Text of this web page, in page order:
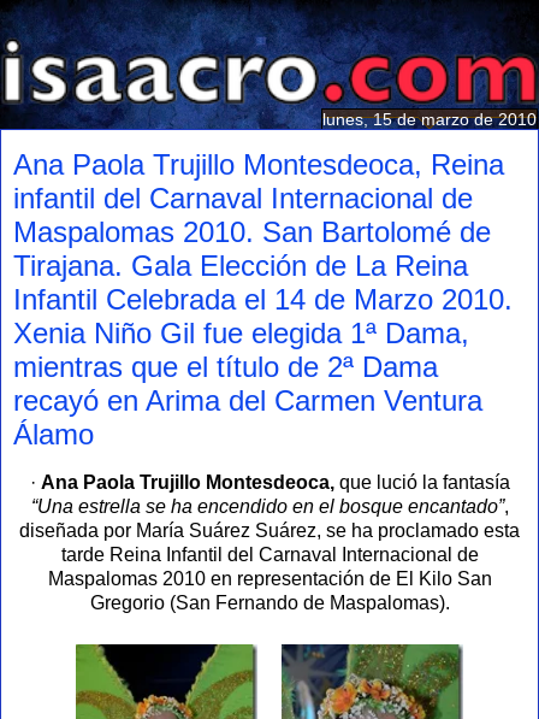
lunes, 15 de marzo de 2010
Ana Paola Trujillo Montesdeoca, Reina
infantil del Carnaval Internacional de
Maspalomas 2010. San Bartolomé de
Tirajana. Gala Elección de La Reina
Infantil Celebrada el 14 de Marzo 2010.
Xenia Niño Gil fue elegida 1ª Dama,
mientras que el título de 2ª Dama
recayó en Arima del Carmen Ventura
Álamo
· Ana Paola Trujillo Montesdeoca,que lució la fantasía
“Una estrella se ha encendido en el bosque encantado”,
diseñada por María Suárez Suárez, se ha proclamado esta
tarde Reina Infantil del Carnaval Internacional de
Maspalomas 2010 en representación de El Kilo San
Gregorio (San Fernando de Maspalomas).